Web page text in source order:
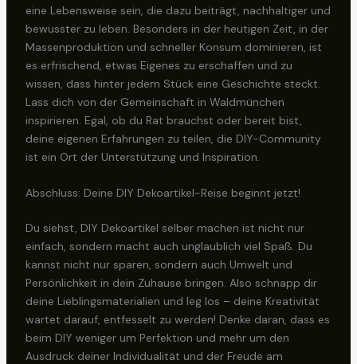
eine Lebensweise sein, die dazu beiträgt, nachhaltiger und
bewusster zu leben. Besonders in der heutigen Zeit, in der
Massenproduktion und schneller Konsum dominieren, ist
es erfrischend, etwas Eigenes zu erschaffen und zu
wissen, dass hinter jedem Stück eine Geschichte steckt.
Lass dich von der Gemeinschaft in Waldmünchen
inspirieren. Egal, ob du Rat brauchst oder bereit bist,
deine eigenen Erfahrungen zu teilen, die DIY-Community
ist ein Ort der Unterstützung und Inspiration.
Abschluss: Deine DIY Dekoartikel-Reise beginnt jetzt!
Du siehst, DIY Dekoartikel selber machen ist nicht nur
einfach, sondern macht auch unglaublich viel Spaß. Du
kannst nicht nur sparen, sondern auch Umwelt und
Persönlichkeit in dein Zuhause bringen. Also schnapp dir
deine Lieblingsmaterialien und leg los – deine Kreativität
wartet darauf, entfesselt zu werden! Denke daran, dass es
beim DIY weniger um Perfektion und mehr um den
Ausdruck deiner Individualität und der Freude am